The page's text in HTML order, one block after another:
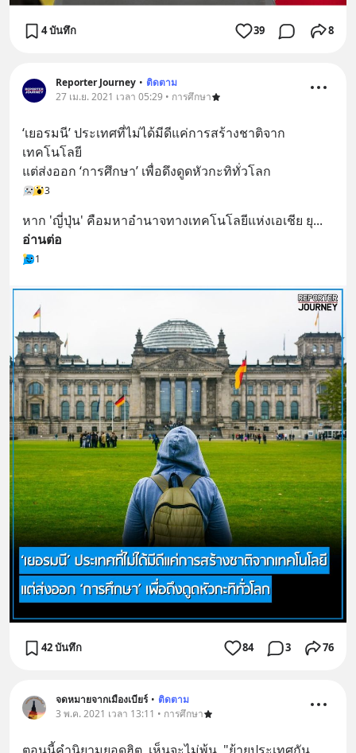
4 บันทึก 39 8
Reporter Journey • ติดตาม
27 เม.ย. 2021 เวลา 05:29 • การศึกษา
‘เยอรมนี’ ประเทศที่ไม่ได้มีดีแค่การสร้างชาติจาก
เทคโนโลยี
แต่ส่งออก ‘การศึกษา’ เพื่อดึงดูดหัวกะทิทั่วโลก
3
หาก 'ญี่ปุ่น' คือมหาอำนาจทางเทคโนโลยีแห่งเอเชีย ยุ
อ่านต่อ
1
42 บันทึก 84 3 76
จดหมายจากเมืองเบียร์​ • ติดตาม
3 พ.ค. 2021 เวลา 13:11 • การศึกษา
ตอนนี้คำนิยามยอดฮิต​  เห็นจะไม่พ้น​  "ย้ายประเทศกัน